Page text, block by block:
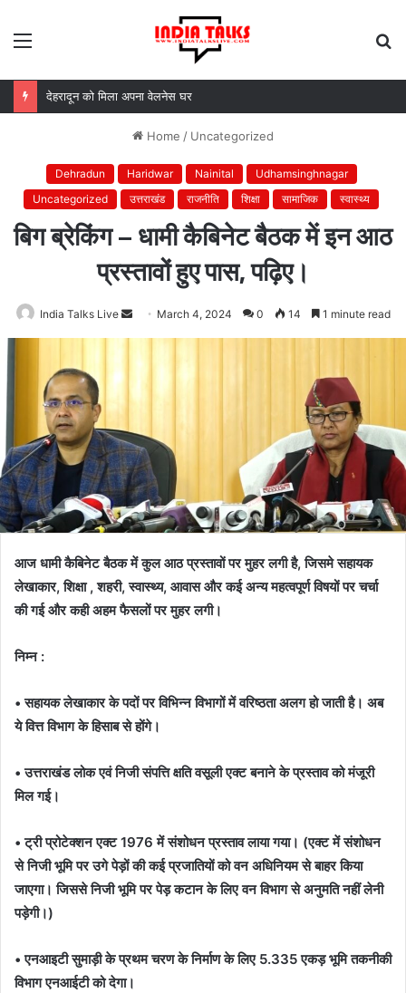
Home / Uncategorized
Dehradun Haridwar Nainital
Udhamsinghnagar
Uncategorized
उत्तराखंड राजनीति शिक्षा सामाजिक स्वास्थ्य
बिग ब्रेकिंग – धामी कैबिनेट बैठक में इन आठ
प्रस्तावों हुए पास, पढ़िए।
India Talks Live
Send
an
March 4, 2024 0 14 1 minute read
आज धामी कैबिनेट बैठक में कुल आठ प्रस्तावों पर मुहर लगी है, जिसमे सहायक
लेखाकार, शिक्षा , शहरी, स्वास्थ्य, आवास और कई अन्य महत्वपूर्ण विषयों पर चर्चा
की गई और कही अहम फैसलों पर मुहर लगी।
निम्न :
• सहायक लेखाकार के पदों पर विभिन्न विभागों में वरिष्ठता अलग हो जाती है। अब
ये वित्त विभाग के हिसाब से होंगे।
• उत्तराखंड लोक एवं निजी संपत्ति क्षति वसूली एक्ट बनाने के प्रस्ताव को मंजूरी
मिल गई।
• ट्री प्रोटेक्शन एक्ट 1976 में संशोधन प्रस्ताव लाया गया। (एक्ट में संशोधन
से निजी भूमि पर उगे पेड़ों की कई प्रजातियों को वन अधिनियम से बाहर किया
जाएगा। जिससे निजी भूमि पर पेड़ कटान के लिए वन विभाग से अनुमति नहीं लेनी
पड़ेगी।)
• एनआइटी सुमाड़ी के प्रथम चरण के निर्माण के लिए 5.335 एकड़ भूमि तकनीकी
विभाग एनआईटी को देगा।